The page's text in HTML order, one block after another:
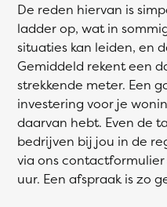
De reden hiervan is
ladder op, wat in
situaties kan leiden, en
Gemiddeld rekent een
strekkende meter. Een
investering voor je
daarvan hebt. Even de
bedrijven bij jou in de
via ons
uur. Een afspraak is zo